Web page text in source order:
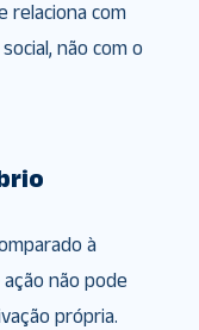
relaciona com
não com o
à
não pode
própria.